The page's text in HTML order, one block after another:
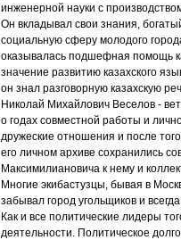
инженерной науки с
Он вкладывал свои знания,
социальную сферу молодого
оказывалась подшефная помощь
значение развитию казахского
он знал разговорную казахскую
Николай Михайлович Веселов -
о годах совместной работы и
дружеские отношения и после
его личном архиве сохранились
Максимилиановича к нему и
Многие экибастузцы, бывая в
забывал город угольщиков и
Как и все политические лидеры
деятельности. Политическое